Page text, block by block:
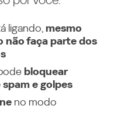
ligando, mesmo
não faça parte dos
bloquear
e golpes
no modo